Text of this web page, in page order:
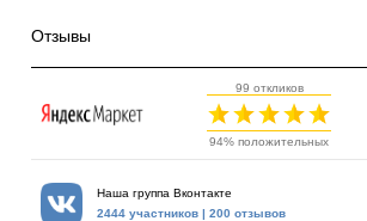
Отзывы
99 откликов
94% положительных
Наша группа Вконтакте
2444 участников | 200 отзывов